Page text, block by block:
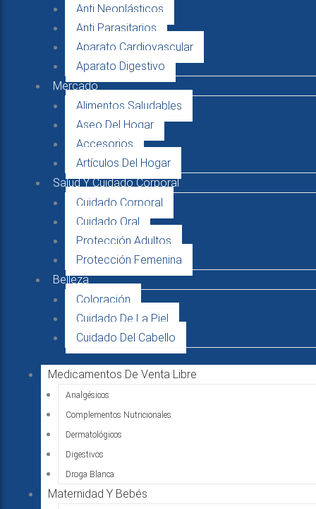
Anti Neoplásticos
Anti Parasitarios
Aparato Cardiovascular
Aparato Digestivo
Mercado
Alimentos Saludables
Aseo Del Hogar
Accesorios
Artículos Del Hogar
Salud Y Cuidado Corporal
Cuidado Corporal
Cuidado Oral
Protección Adultos
Protección Femenina
Belleza
Coloración
Cuidado De La Piel
Cuidado Del Cabello
Medicamentos De Venta Libre
Analgésicos
Complementos Nutricionales
Dermatológicos
Digestivos
Droga Blanca
Maternidad Y Bebés